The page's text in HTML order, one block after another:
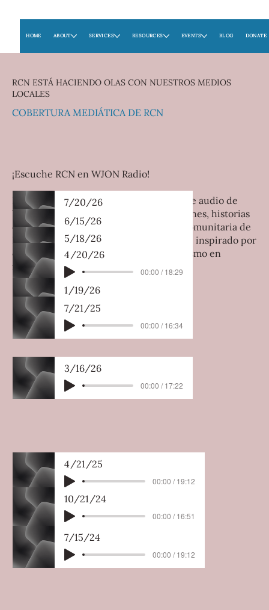
HOME ABOUT SERVICES RESOURCES EVENTS BLOG DONATE
​RCN ESTÁ HACIENDO OLAS CON NUESTROS MEDIOS
LOCALES
COBERTURA MEDIÁTICA DE RCN
¡Escuche RCN en WJON Radio!
Escuche nuestras últimas grabaciones de audio de
WJON, donde compartimos actualizaciones, historias
de recuperación y recursos de la Red Comunitaria de
Recuperación. ¡Manténgase informado e inspirado por
el trabajo que se está realizando aquí mismo en
nuestra comunidad!
7/20/26
6/15/26
5/18/26
4/20/26
00:00 / 18:29
3/16/26
00:00 / 17:22
1/19/26
7/21/25
00:00 / 16:34
4/21/25
00:00 / 19:12
10/21/24
00:00 / 16:51
7/15/24
00:00 / 19:12